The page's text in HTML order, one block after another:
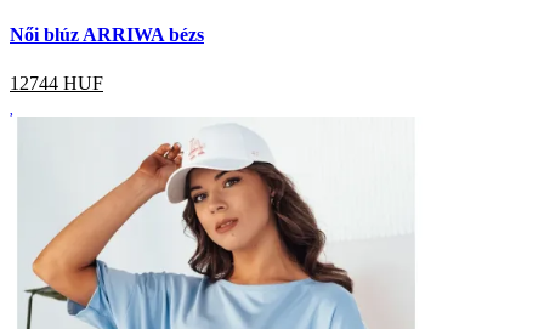
Női blúz ARRIWA bézs
12744 HUF